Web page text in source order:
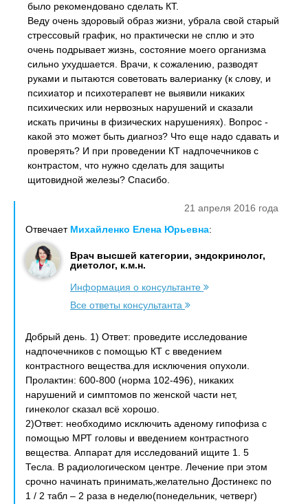
было рекомендовано сделать КТ.
Веду очень здоровый образ жизни, убрала свой старый
стрессовый график, но практически не сплю и это
очень подрывает жизнь, состояние моего организма
сильно ухудшается. Врачи, к сожалению, разводят
руками и пытаются советовать валерианку (к слову, и
психиатор и психотерапевт не выявили никаких
психических или нервозных нарушений и сказали
искать причины в физических нарушениях). Вопрос -
какой это может быть диагноз? Что еще надо сдавать и
проверять? И при проведении КТ надпочечников с
контрастом, что нужно сделать для защиты
щитовидной железы? Спасибо.
21 апреля 2016 года
Отвечает Михайленко Елена Юрьевна:
Врач высшей категории, эндокринолог,
диетолог, к.м.н.
Информация о консультанте
Все ответы консультанта
Добрый день. 1) Ответ: проведите исследование
надпочечников с помощью КТ с введением
контрастного вещества.для исключения опухоли.
Пролактин: 600-800 (норма 102-496), никаких
нарушений и симптомов по женской части нет,
гинеколог сказал всё хорошо.
2)Ответ: необходимо исключить аденому гипофиза с
помощью МРТ головы и введением контрастного
вещества. Аппарат для исследований ищите 1. 5
Тесла. В радиологическом центре. Лечение при этом
срочно начинать принимать,желательно Достинекс по
1 / 2 табл – 2 раза в неделю(понедельник, четверг)